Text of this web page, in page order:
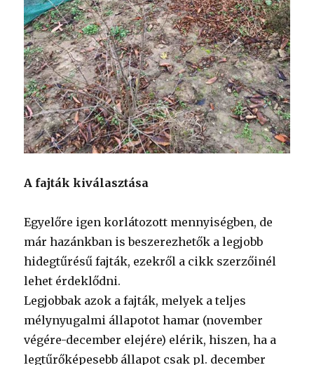
A fajták kiválasztása
Egyelőre igen korlátozott mennyiségben, de
már hazánkban is beszerezhetők a legjobb
hidegtűrésű fajták, ezekről a cikk szerzőinél
lehet érdeklődni.
Legjobbak azok a fajták, melyek a teljes
mélynyugalmi állapotot hamar (november
végére-december elejére) elérik, hiszen, ha a
legtűrőképesebb állapot csak pl. december